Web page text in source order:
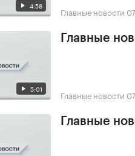
4:58 Главные новости
5:01
Главные
Главные новости
Главные